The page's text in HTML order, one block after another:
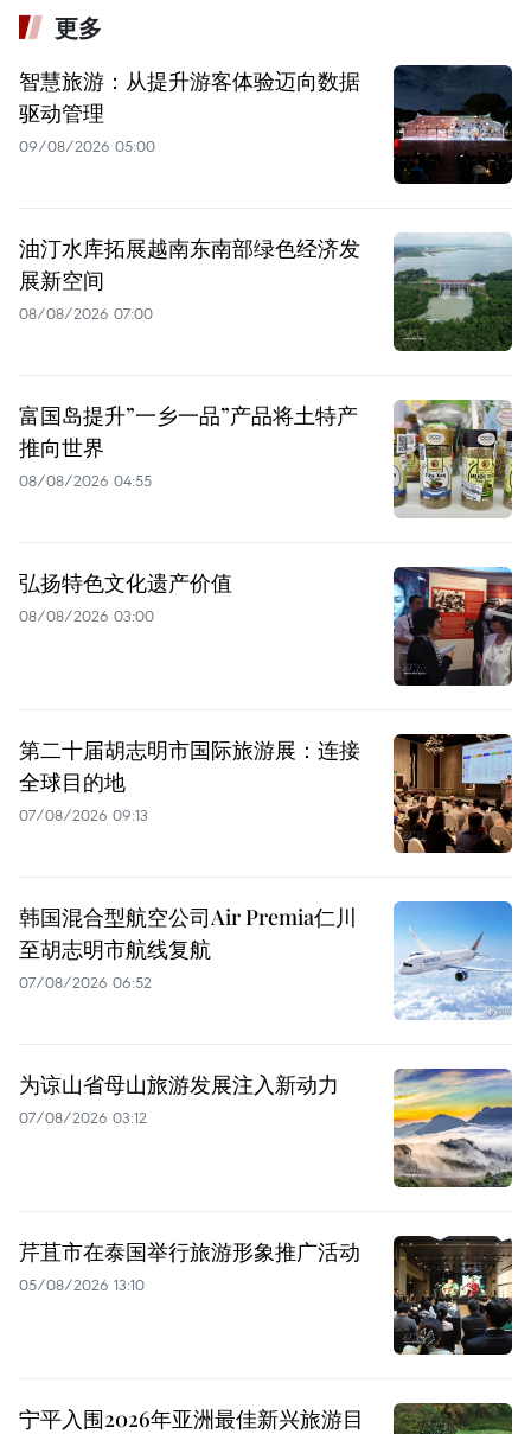
更多
智慧旅游：从提升游客体验迈向数据
驱动管理
09/08/2026 05:00
油汀水库拓展越南东南部绿色经济发
展新空间
08/08/2026 07:00
富国岛提升”一乡一品”产品将土特产
推向世界
08/08/2026 04:55
弘扬特色文化遗产价值
08/08/2026 03:00
第二十届胡志明市国际旅游展：连接
全球目的地
07/08/2026 09:13
韩国混合型航空公司Air Premia仁川
至胡志明市航线复航
07/08/2026 06:52
为谅山省母山旅游发展注入新动力
07/08/2026 03:12
芹苴市在泰国举行旅游形象推广活动
05/08/2026 13:10
宁平入围2026年亚洲最佳新兴旅游目